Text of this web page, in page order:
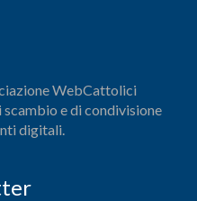
WebCattolici
scambio e di condivisione
digitali.